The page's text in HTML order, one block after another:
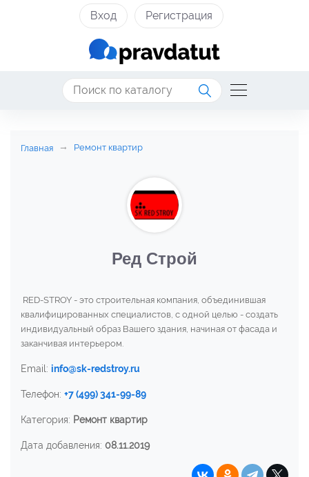
Вход Регистрация
Главная Ремонт квартир
Ред Строй
RED-STROY - это строительная компания, объединившая
квалифицированных специалистов, с одной целью - создать
индивидуальный образ Вашего здания, начиная от фасада и
заканчивая интерьером.
Email: info@sk-redstroy.ru
Телефон: +7 (499) 341-99-89
Категория: Ремонт квартир
Дата добавления: 08.11.2019